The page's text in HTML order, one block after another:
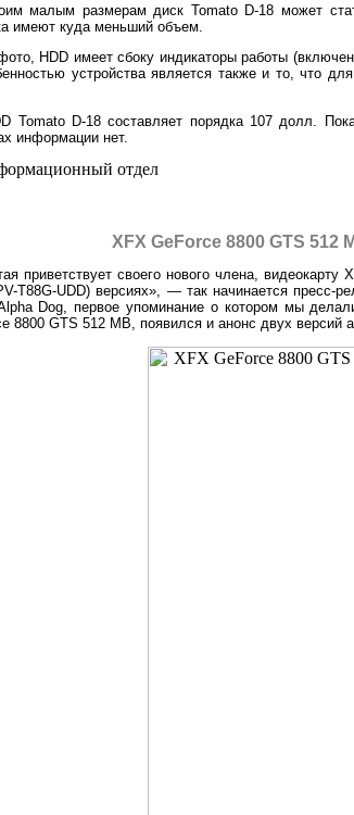
малым размерам диск Tomato D-18 может
имеют куда меньший объем.
HDD имеет сбоку индикаторы работы
устройства является также и то, что
Tomato D-18 составляет порядка 107 долл.
информации нет.
отдел
XFX GeForce 8800 GTS
приветствует своего нового члена,
T88G-UDD) версиях», — так начинается пресс-
Dog, первое упоминание о котором мы
8800 GTS 512 MB, появился и анонс двух версий